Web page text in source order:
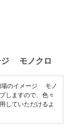
ジ モノクロ
場のイメージ モノ
しますので、色々
していただけるよ